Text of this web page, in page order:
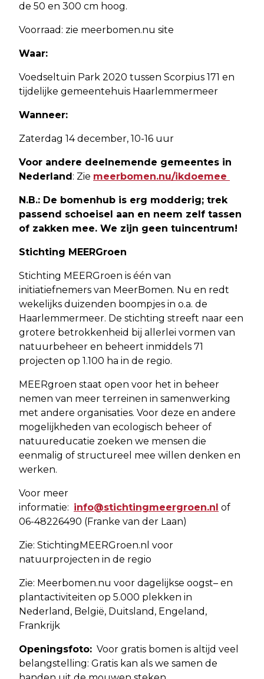
de 50 en 300 cm hoog.
Voorraad: zie meerbomen.nu site
Waar:
Voedseltuin Park 2020 tussen Scorpius 171 en
tijdelijke gemeentehuis Haarlemmermeer
Wanneer:
Zaterdag 14 december, 10-16 uur
Voor andere deelnemende gemeentes in
Nederland : Zie meerbomen.nu/ikdoemee
N.B.: De bomenhub is erg modderig; trek
passend schoeisel aan en neem zelf tassen
of zakken mee. We zijn geen tuincentrum!
Stichting MEERGroen
Stichting MEERGroen is één van
initiatiefnemers van MeerBomen. Nu en redt
wekelijks duizenden boompjes in o.a. de
Haarlemmermeer. De stichting streeft naar een
grotere betrokkenheid bij allerlei vormen van
natuurbeheer en beheert inmiddels 71
projecten op 1.100 ha in de regio.
MEERgroen staat open voor het in beheer
nemen van meer terreinen in samenwerking
met andere organisaties. Voor deze en andere
mogelijkheden van ecologisch beheer of
natuureducatie zoeken we mensen die
eenmalig of structureel mee willen denken en
werken.
Voor meer
informatie: info@stichtingmeergroen.nl of
06-48226490 (Franke van der Laan)
Zie: StichtingMEERGroen.nl voor
natuurprojecten in de regio
Zie: Meerbomen.nu voor dagelijkse oogst– en
plantactiviteiten op 5.000 plekken in
Nederland, België, Duitsland, Engeland,
Frankrijk
Openingsfoto: Voor gratis bomen is altijd veel
belangstelling: Gratis kan als we samen de